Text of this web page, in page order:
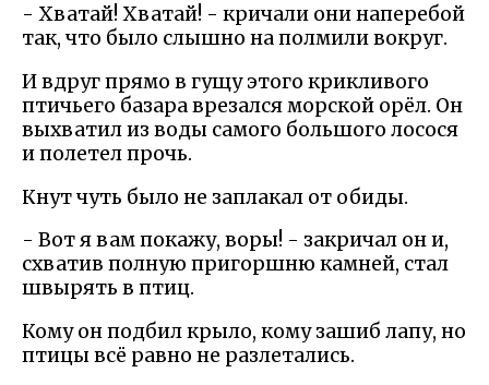
- Хватай! Хватай! - кричали они наперебой
так, что было слышно на полмили вокруг.
И вдруг прямо в гущу этого крикливого
птичьего базара врезался морской орёл. Он
выхватил из воды самого большого лосося
и полетел прочь.
Кнут чуть было не заплакал от обиды.
- Вот я вам покажу, воры! - закричал он и,
схватив полную пригоршню камней, стал
швырять в птиц.
Кому он подбил крыло, кому зашиб лапу, но
птицы всё равно не разлетались.